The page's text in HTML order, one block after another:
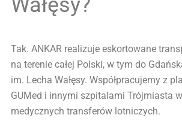
Tak. ANKAR realizuje eskortowane
na terenie całej Polski, w tym do
im. Lecha Wałęsy. Współpracujemy z
GUMed i innymi szpitalami Trójmiasta
medycznych transferów lotniczych.